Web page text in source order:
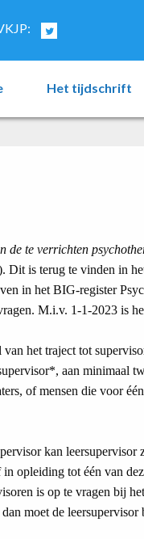
Het tijdschrift
de te verrichten
Dit is terug te vinden in
in het BIG-register
M.i.v. 1-1-2023 is
van het traject tot
aan minimaal
of mensen die voor
kan leersupervisor
opleiding tot één van
is op te vragen bij
dan moet de